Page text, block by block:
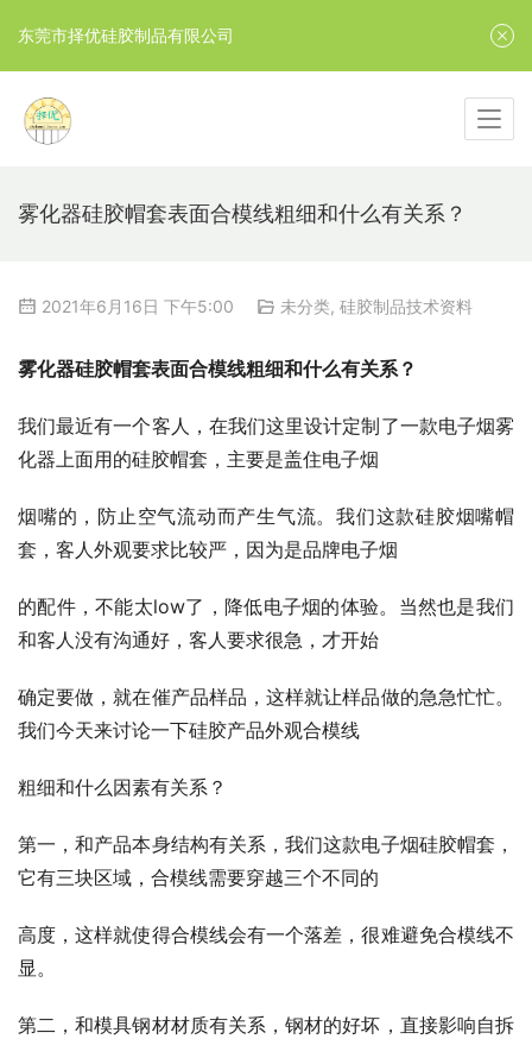
雾化器硅胶帽套表面合模线粗细和什么有关系？
2021年6月16日 下午5:00 未分类, 硅胶制品技术资料
雾化器硅胶帽套表面合模线粗细和什么有关系？
我们最近有一个客人，在我们这里设计定制了一款电子烟雾
化器上面用的硅胶帽套，主要是盖住电子烟
烟嘴的，防止空气流动而产生气流。我们这款硅胶烟嘴帽
套，客人外观要求比较严，因为是品牌电子烟
的配件，不能太low了，降低电子烟的体验。当然也是我们
和客人没有沟通好，客人要求很急，才开始
确定要做，就在催产品样品，这样就让样品做的急急忙忙。
我们今天来讨论一下硅胶产品外观合模线
粗细和什么因素有关系？
第一，和产品本身结构有关系，我们这款电子烟硅胶帽套，
它有三块区域，合模线需要穿越三个不同的
高度，这样就使得合模线会有一个落差，很难避免合模线不
显。
第二，和模具钢材材质有关系，钢材的好坏，直接影响自拆
东莞市择优硅胶制品有限公司